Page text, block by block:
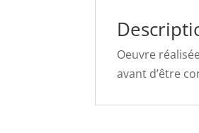
Oeuvre
avant d’être